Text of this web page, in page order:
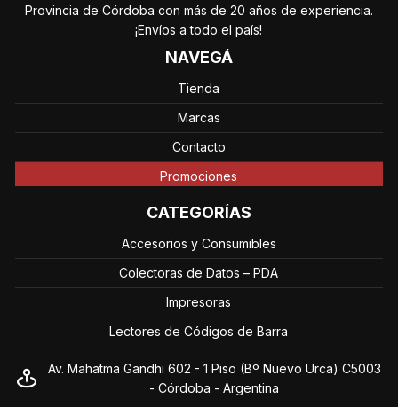
Provincia de Córdoba con más de 20 años de experiencia.
¡Envíos a todo el país!
NAVEGÁ
Tienda
Marcas
Contacto
Promociones
CATEGORÍAS
Accesorios y Consumibles
Colectoras de Datos – PDA
Impresoras
Lectores de Códigos de Barra
Av. Mahatma Gandhi 602 - 1 Piso (Bº Nuevo Urca) C5003
- Córdoba - Argentina